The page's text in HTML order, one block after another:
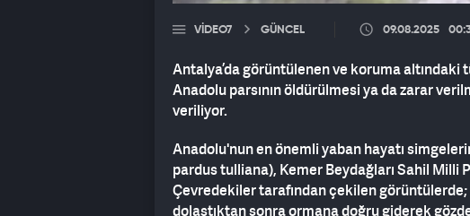
VIDEO7 GÜNCEL 09.08.2025
Antalya’da görüntülenen ve koruma
Anadolu parsının öldürülmesi ya da zarar
veriliyor.
Anadolu'nun en önemli yaban hayatı
pardus tulliana), Kemer Beydağları Sahil Milli
Çevredekiler tarafından çekilen görüntülerde;
dolaştıktan sonra ormana doğru giderek